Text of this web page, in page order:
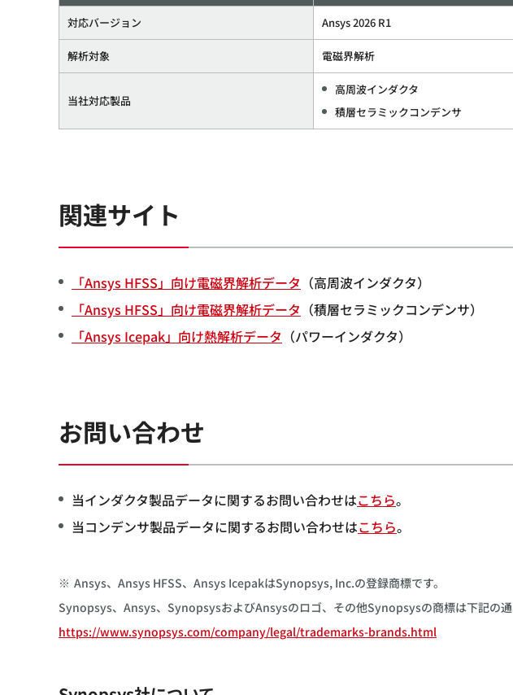
対応バージョン Ansys 2026 R1
解析対象 電磁界解析
当社対応製品
高周波インダクタ
積層セラミックコンデンサ
関連サイト
「Ansys HFSS」向け電磁界解析データ （高周波インダクタ）
「Ansys HFSS」向け電磁界解析データ （積層セラミックコンデンサ）
「Ansys Icepak」向け熱解析データ （パワーインダクタ）
お問い合わせ
当インダクタ製品データに関するお問い合わせはこちら。
当コンデンサ製品データに関するお問い合わせはこちら。
※ Ansys、Ansys HFSS、Ansys IcepakはSynopsys, Inc.の登録商標です。
Synopsys、Ansys、SynopsysおよびAnsysのロゴ、その他Synopsysの商標は下記の通
https://www.synopsys.com/company/legal/trademarks-brands.html